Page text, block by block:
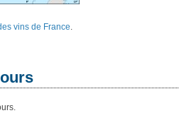
vins de France.